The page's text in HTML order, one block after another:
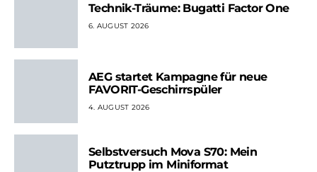
Technik-Träume: Bugatti Factor One
6. AUGUST 2026
AEG startet Kampagne für neue
FAVORIT-Geschirrspüler
4. AUGUST 2026
Selbstversuch Mova S70: Mein
Putztrupp im Miniformat